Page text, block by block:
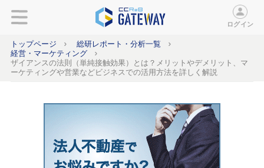
ログイン
トップページ
総研レポート・分析一覧
経営・マーケティング
ザイアンスの法則（単純接触効果）とは？メリットやデメリット、マ
ーケティングや営業などビジネスでの活用方法を詳しく解説